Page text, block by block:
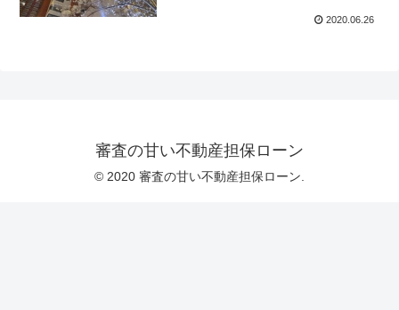
2020.06.26
審査の甘い不動産担保ローン
© 2020 審査の甘い不動産担保ローン.